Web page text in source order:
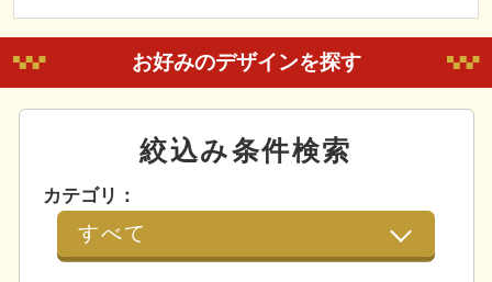
お好みのデザインを探す
絞込み条件検索
カテゴリ：